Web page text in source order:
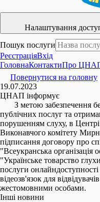
Налаштування
Пошук послуги
РеєстраціяВхід
ГоловнаКонтактиПро
Повернутися на головну
19.07.2023
ЦНАП інформує
З метою забезпечення
публічних послуг та
порушенням слуху, в
Виконавчого комітету
підписання договору про
"Всеукранська організація
"Українське товарство
послуги
відеозв'язок для
жестомовними особами.
Інші новини